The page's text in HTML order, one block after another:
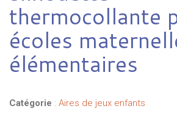
thermocollante
écoles
élémentaires
Catégorie : Aires de jeux enfants